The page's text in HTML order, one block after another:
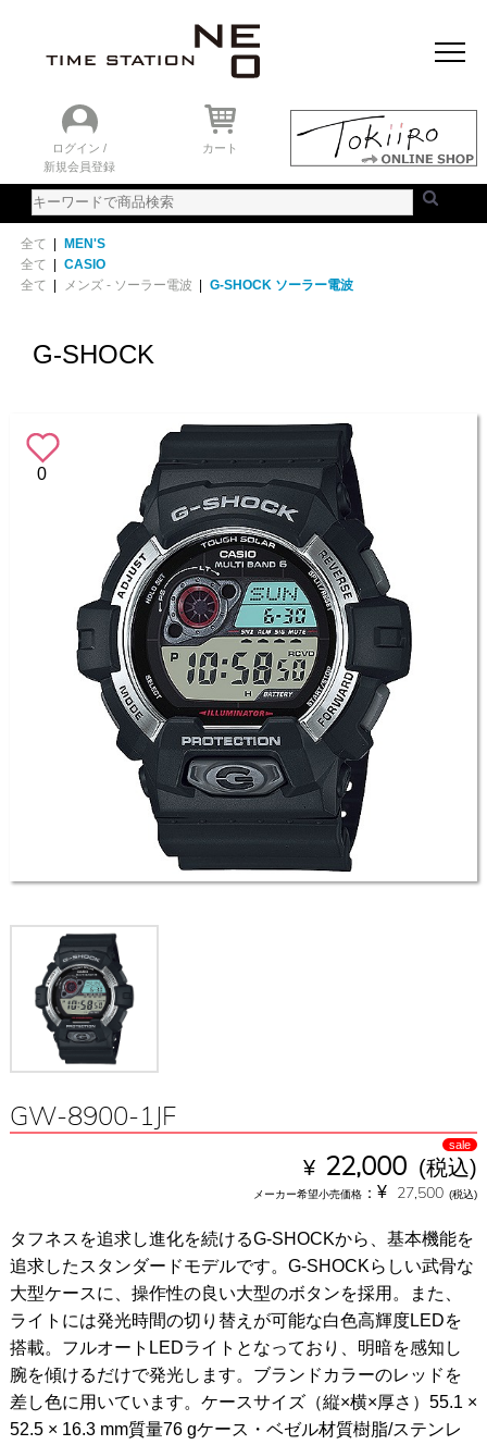
ログイン /
新規会員登録
カート
全て | MEN'S
全て | CASIO
全て | メンズ - ソーラー電波 | G-SHOCK ソーラー電波
G-SHOCK
0
GW-8900-1JF
sale
¥ 22,000 (税込)
メーカー希望小売価格 ：¥ 27,500 (税込)
タフネスを追求し進化を続けるG-SHOCKから、基本機能を
追求したスタンダードモデルです。G-SHOCKらしい武骨な
大型ケースに、操作性の良い大型のボタンを採用。また、
ライトには発光時間の切り替えが可能な白色高輝度LEDを
搭載。フルオートLEDライトとなっており、明暗を感知し
腕を傾けるだけで発光します。ブランドカラーのレッドを
差し色に用いています。ケースサイズ（縦×横×厚さ）55.1 ×
52.5 × 16.3 mm質量76 gケース・ベゼル材質樹脂/ステンレ
おすすめアイテム
ニュース＆トピック
時計を探す
ランキング
ご利用ガイド